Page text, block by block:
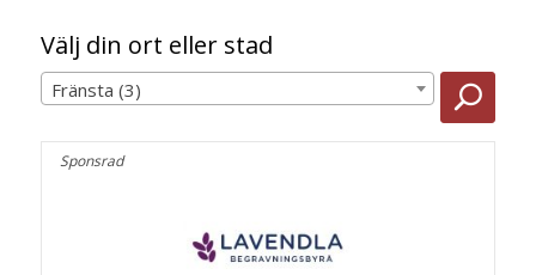
Välj din ort eller stad
Fränsta (3)
Sponsrad